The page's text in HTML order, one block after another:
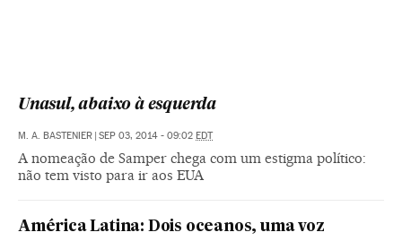
Unasul, abaixo à esquerda
M. A. BASTENIER | SEP 03, 2014 - 09:02 EDT
A nomeação de Samper chega com um estigma político:
não tem visto para ir aos EUA
América Latina: Dois oceanos, uma voz